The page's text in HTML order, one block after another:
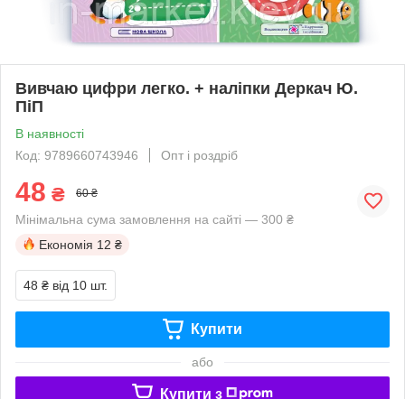
Вивчаю цифри легко. + наліпки Деркач Ю.
ПіП
В наявності
Код: 9789660743946
Опт і роздріб
48 ₴ 60 ₴
Мінімальна сума замовлення на сайті — 300 ₴
Економія 12 ₴
48 ₴ від 10 шт.
Купити
або
Купити з